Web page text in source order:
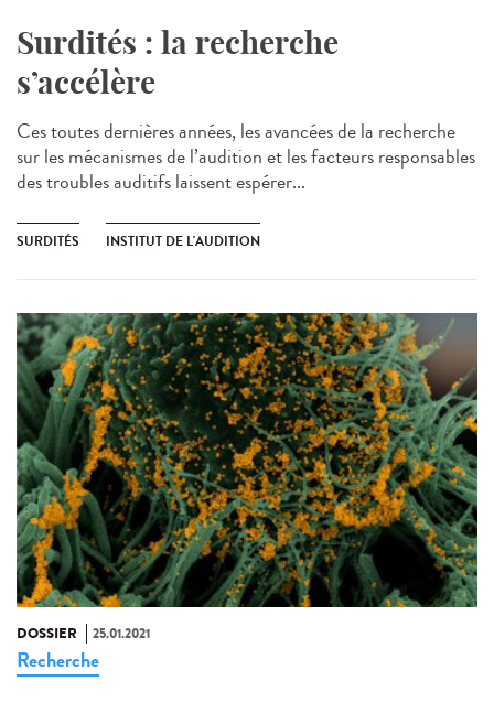
Surdités : la recherche
s’accélère
Ces toutes dernières années, les avancées de la recherche
sur les mécanismes de l’audition et les facteurs responsables
des troubles auditifs laissent espérer...
SURDITÉS INSTITUT DE L'AUDITION
DOSSIER 25.01.2021
Recherche